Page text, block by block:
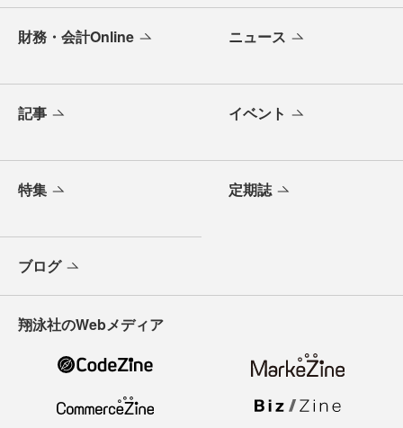
財務・会計Online ニュース
記事 イベント
特集 定期誌
ブログ
翔泳社のWebメディア